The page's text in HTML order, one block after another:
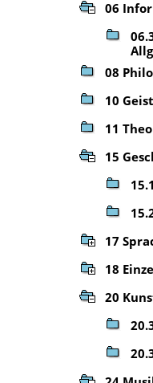
06
08
10
11
15
17
18
20